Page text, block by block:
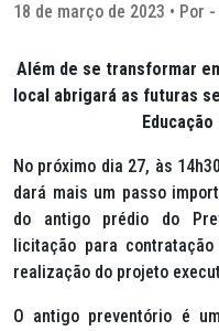
18 de março de 2023 • Por -
Além de se transformar
local abrigará as futuras
No próximo dia 27, às
dará mais um passo
do antigo prédio do
licitação para
realização do projeto
O antigo preventório é